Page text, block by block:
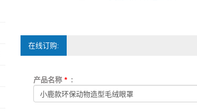
在线订购:
产品名称 * :